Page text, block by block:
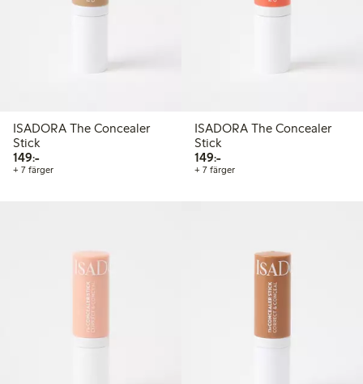
ISADORA The Concealer
Stick
149:-149,00 kr
+ 7 färger
ISADORA The Concealer
Stick
149:-149,00 kr
+ 7 färger